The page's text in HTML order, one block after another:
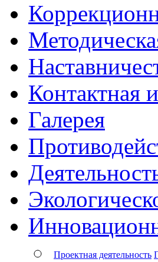
Контактная
Галерея
Проектная деятельность